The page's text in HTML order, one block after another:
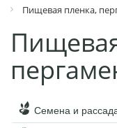
Пищевая пленка,
Семена и